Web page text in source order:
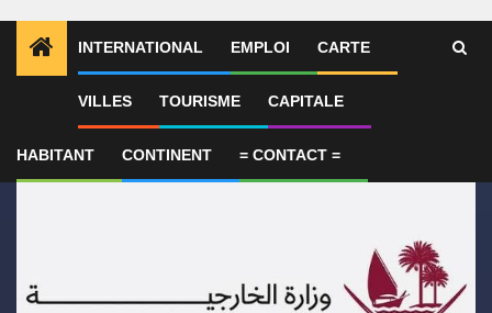
INTERNATIONAL EMPLOI CARTE
VILLES TOURISME CAPITALE
HABITANT CONTINENT = CONTACT =
ALERTES INFO 1 Le Qatar appelle à faire pression